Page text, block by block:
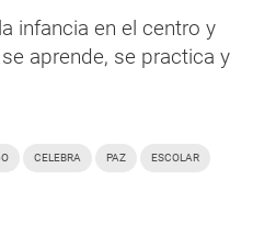
infancia en el centro y
aprende, se practica y
CELEBRA PAZ ESCOLAR